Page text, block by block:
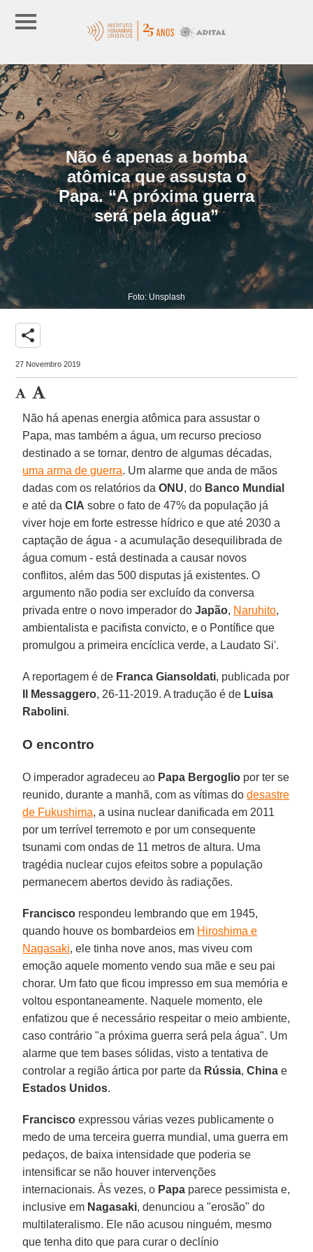
Não é apenas a bomba
atômica que assusta o
Papa. “A próxima guerra
será pela água”
Foto: Unsplash
share
27 Novembro 2019
Não há apenas energia atômica para assustar o
Papa, mas também a água, um recurso precioso
destinado a se tornar, dentro de algumas décadas,
uma arma de guerra. Um alarme que anda de mãos
dadas com os relatórios daONU, do Banco Mundial
e até daCIA sobre o fato de 47% da população já
viver hoje em forte estresse hídrico e que até 2030 a
captação de água - a acumulação desequilibrada de
água comum - está destinada a causar novos
conflitos, além das 500 disputas já existentes. O
argumento não podia ser excluído da conversa
privada entre o novo imperador doJapão, Naruhito,
ambientalista e pacifista convicto, e o Pontífice que
promulgou a primeira encíclica verde, a Laudato Si'.
A reportagem é de Franca Giansoldati, publicada por
Il Messaggero, 26-11-2019. A tradução é de Luisa
Rabolini.
O encontro
O imperador agradeceu ao Papa Bergoglio por ter se
reunido, durante a manhã, com as vítimas dodesastre
de Fukushima, a usina nuclear danificada em 2011
por um terrível terremoto e por um consequente
tsunami com ondas de 11 metros de altura. Uma
tragédia nuclear cujos efeitos sobre a população
permanecem abertos devido às radiações.
Francisco respondeu lembrando que em 1945,
quando houve os bombardeios em Hiroshima e
Nagasaki, ele tinha nove anos, mas viveu com
emoção aquele momento vendo sua mãe e seu pai
chorar. Um fato que ficou impresso em sua memória e
voltou espontaneamente. Naquele momento, ele
enfatizou que é necessário respeitar o meio ambiente,
caso contrário "a próxima guerra será pela água". Um
alarme que tem bases sólidas, visto a tentativa de
controlar a região ártica por parte da Rússia,China e
Estados Unidos.
Francisco expressou várias vezes publicamente o
medo de uma terceira guerra mundial, uma guerra em
pedaços, de baixa intensidade que poderia se
intensificar se não houver intervenções
internacionais. Às vezes, o Papa parece pessimista e,
inclusive em Nagasaki, denunciou a "erosão" do
multilateralismo. Ele não acusou ninguém, mesmo
que tenha dito que para curar o declínio